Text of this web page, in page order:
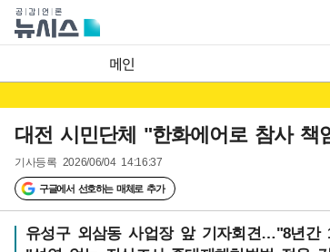
메인
대전 시민단체 "한화에어로 참사 책
기사등록 2026/06/04 14:16:37
구글에서 선호하는 매체로 추가
유성구 외삼동 사업장 앞 기자회견…"8년간